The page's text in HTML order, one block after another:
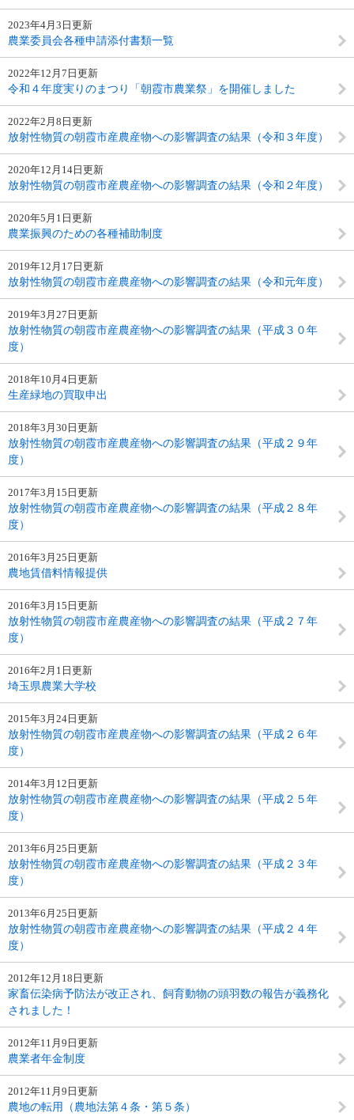
2023年4月3日更新
農業委員会各種申請添付書類一覧
2022年12月7日更新
令和４年度実りのまつり「朝霞市農業祭」を開催しました
2022年2月8日更新
放射性物質の朝霞市産農産物への影響調査の結果（令和３年度）
2020年12月14日更新
放射性物質の朝霞市産農産物への影響調査の結果（令和２年度）
2020年5月1日更新
農業振興のための各種補助制度
2019年12月17日更新
放射性物質の朝霞市産農産物への影響調査の結果（令和元年度）
2019年3月27日更新
放射性物質の朝霞市産農産物への影響調査の結果（平成３０年
度）
2018年10月4日更新
生産緑地の買取申出
2018年3月30日更新
放射性物質の朝霞市産農産物への影響調査の結果（平成２９年
度）
2017年3月15日更新
放射性物質の朝霞市産農産物への影響調査の結果（平成２８年
度）
2016年3月25日更新
農地賃借料情報提供
2016年3月15日更新
放射性物質の朝霞市産農産物への影響調査の結果（平成２７年
度）
2016年2月1日更新
埼玉県農業大学校
2015年3月24日更新
放射性物質の朝霞市産農産物への影響調査の結果（平成２６年
度）
2014年3月12日更新
放射性物質の朝霞市産農産物への影響調査の結果（平成２５年
度）
2013年6月25日更新
放射性物質の朝霞市産農産物への影響調査の結果（平成２３年
度）
2013年6月25日更新
放射性物質の朝霞市産農産物への影響調査の結果（平成２４年
度）
2012年12月18日更新
家畜伝染病予防法が改正され、飼育動物の頭羽数の報告が義務化
されました！
2012年11月9日更新
農業者年金制度
2012年11月9日更新
農地の転用（農地法第４条・第５条）